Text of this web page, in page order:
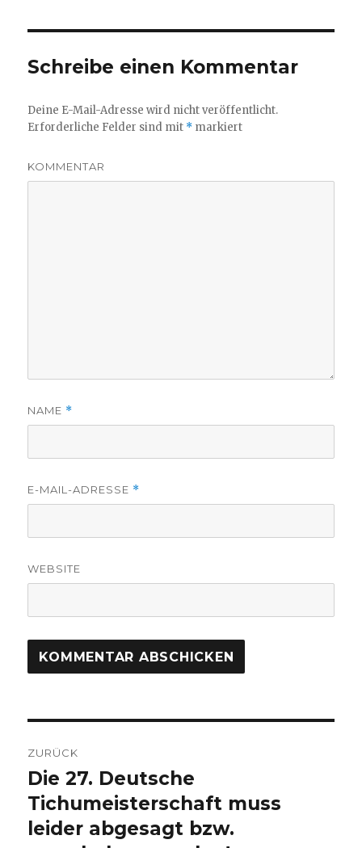
Schreibe einen Kommentar
Deine E-Mail-Adresse wird nicht veröffentlicht.
Erforderliche Felder sind mit * markiert
KOMMENTAR
NAME *
E-MAIL-ADRESSE *
WEBSITE
ZURÜCK
Vorheriger
Beitrag:
Die 27. Deutsche
Tichumeisterschaft muss
leider abgesagt bzw.